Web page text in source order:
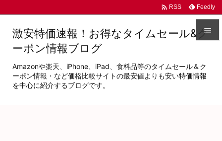



 RSS Feedly
激安特価速報！お得なタイムセール&ク
ーポン情報ブログ
Amazonや楽天、iPhone、iPad、食料品等のタイムセール＆ク
ーポン情報・など価格比較サイトの最安値よりも安い特価情報
を中心に紹介するブログです。